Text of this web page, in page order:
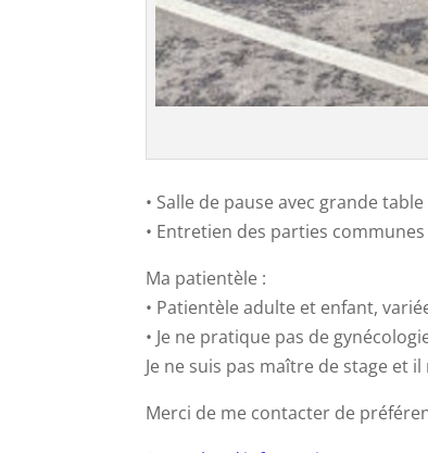
• Salle de pause avec grande
• Entretien des parties
Ma patientèle :
• Patientèle adulte et enfant,
• Je ne pratique pas de
Je ne suis pas maître de stage et il
Merci de me contacter de